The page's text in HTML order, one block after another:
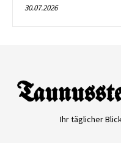
30.07.2026
Ihr täglicher